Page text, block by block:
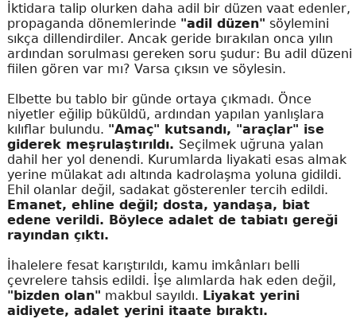
İktidara talip olurken daha adil bir düzen vaat edenler,
propaganda dönemlerinde "adil düzen" söylemini
sıkça dillendirdiler. Ancak geride bırakılan onca yılın
ardından sorulması gereken soru şudur: Bu adil düzeni
fiilen gören var mı? Varsa çıksın ve söylesin.
Elbette bu tablo bir günde ortaya çıkmadı. Önce
niyetler eğilip büküldü, ardından yapılan yanlışlara
kılıflar bulundu. "Amaç" kutsandı, "araçlar" ise
giderek meşrulaştırıldı. Seçilmek uğruna yalan
dahil her yol denendi. Kurumlarda liyakati esas almak
yerine mülakat adı altında kadrolaşma yoluna gidildi.
Ehil olanlar değil, sadakat gösterenler tercih edildi.
Emanet, ehline değil; dosta, yandaşa, biat
edene verildi. Böylece adalet de tabiatı gereği
rayından çıktı.
İhalelere fesat karıştırıldı, kamu imkânları belli
çevrelere tahsis edildi. İşe alımlarda hak eden değil,
"bizden olan" makbul sayıldı. Liyakat yerini
aidiyete, adalet yerini itaate bıraktı.